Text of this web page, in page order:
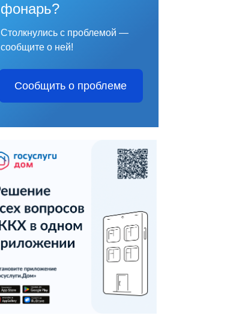
фонарь?
Столкнулись с проблемой —
сообщите о ней!
Сообщить о проблеме